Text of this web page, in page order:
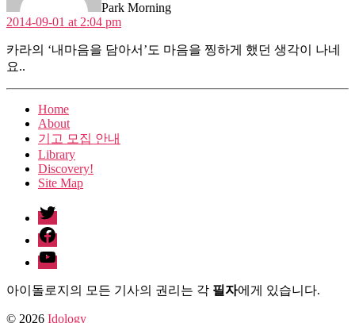
Park Morning
2014-09-01 at 2:04 pm
카라의 ‘내마음을 담아서’도 마음을 찡하게 했던 생각이 나네
요..
Home
About
기고 모집 안내
Library
Discovery!
Site Map
twitter
facebook
Youtube
아이돌로지의 모든 기사의 권리는 각 필자에게 있습니다.
© 2026 Idology